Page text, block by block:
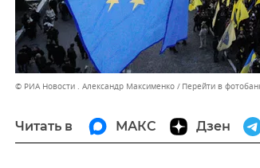
© РИА Новости . Александр Максименко Перейти в
Читать в МАКС Дзен